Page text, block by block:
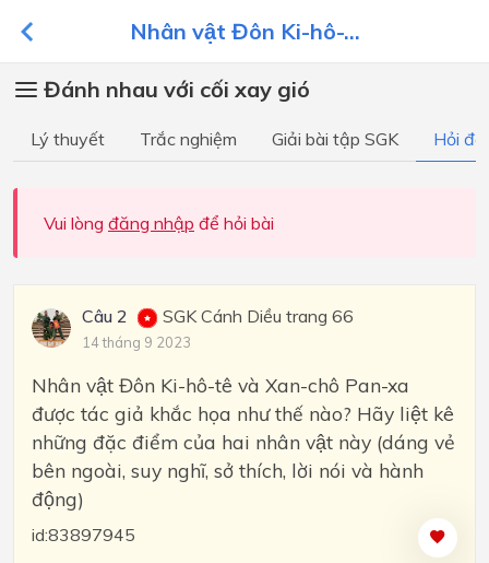
Nhân vật Đôn Ki-hô-...
Đánh nhau với cối xay gió
Lý thuyết Trắc nghiệm Giải bài tập SGK Hỏi
Vui lòng đăng nhập để hỏi bài
Câu 2 SGK Cánh Diều trang 66
14 tháng 9 2023
Nhân vật Đôn Ki-hô-tê và Xan-chô Pan-xa
được tác giả khắc họa như thế nào? Hãy liệt kê
những đặc điểm của hai nhân vật này (dáng vẻ
bên ngoài, suy nghĩ, sở thích, lời nói và hành
động)
id:83897945